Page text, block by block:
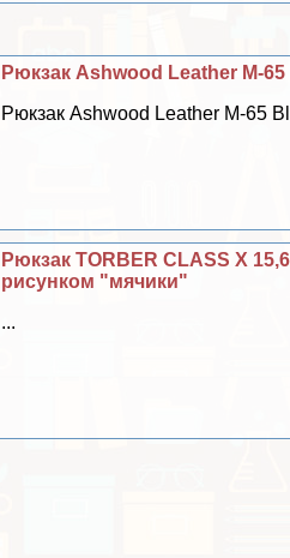
Рюкзак Ashwood Leather M-
Рюкзак Ashwood Leather M-65
Рюкзак TORBER CLASS X
рисунком "мячики"
...